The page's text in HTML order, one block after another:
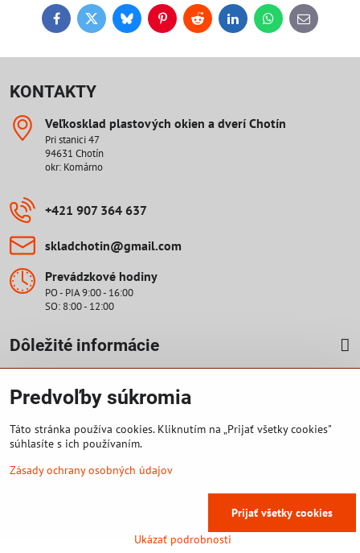
FacebookTwitterBlueskyPinterestReddit LinkedInWhatsApp
E-
mail
KONTAKTY
Veľkosklad plastových okien a dverí Chotín
Pri stanici 47
94631 Chotín
okr: Komárno
+421 907 364 637
skladchotin​@gmail​.com
Prevádzkové hodiny
PO - PIA 9:00 - 16:00
SO: 8:00 - 12:00
Dôležité informácie
Cenová ponuka
Vyplniť formulár
BiznisWeb.sk
Predvoľby súkromia
Táto stránka používa cookies. Kliknutím na „Prijať všetky cookies"
súhlasíte s ich používaním.
Zásady ochrany osobných údajov
Ukázať podrobnosti
Prijať všetky cookies